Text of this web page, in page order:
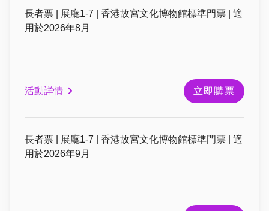
長者票 | 展廳1-7 | 香港故宮文化博物館標準門票 | 適
用於2026年8月
活動詳情 立即購票
長者票 | 展廳1-7 | 香港故宮文化博物館標準門票 | 適
用於2026年9月